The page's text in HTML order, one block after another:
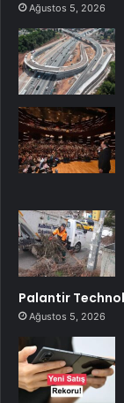
Ağustos 5, 2026
Palantir
Ağustos 5, 2026